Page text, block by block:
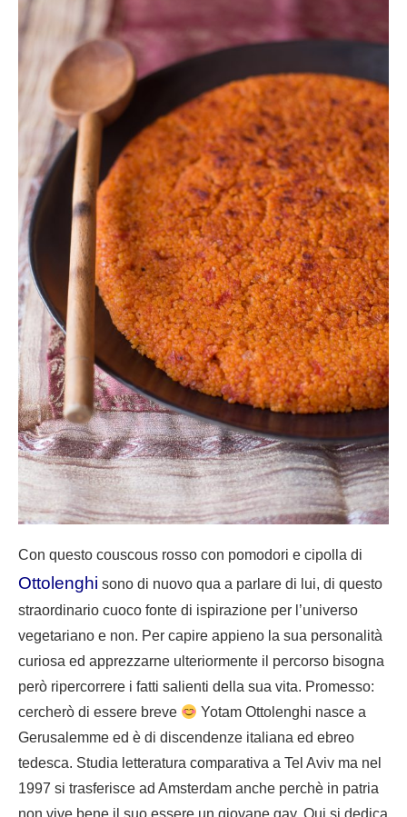
Con questo couscous rosso con pomodori e cipolla di
Ottolenghi sono di nuovo qua a parlare di lui, di questo
straordinario cuoco fonte di ispirazione per l’universo
vegetariano e non. Per capire appieno la sua personalità
curiosa ed apprezzarne ulteriormente il percorso bisogna
però ripercorrere i fatti salienti della sua vita. Promesso:
cercherò di essere breve
Yotam Ottolenghi nasce a
Gerusalemme ed è di discendenze italiana ed ebreo
tedesca. Studia letteratura comparativa a Tel Aviv ma nel
1997 si trasferisce ad Amsterdam anche perchè in patria